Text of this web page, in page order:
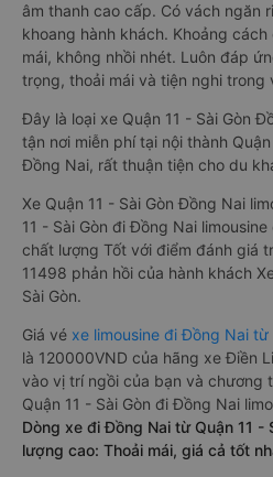
âm thanh cao cấp. Có vách ngăn
khoang hành khách. Khoảng
mái, không nhồi nhét. Luôn đáp
trọng, thoải mái và tiện nghi trong
Đây là loại xe Quận 11 - Sài Gòn
tận nơi miễn phí tại nội thành
Đồng Nai, rất thuận tiện cho du
Xe Quận 11 - Sài Gòn Đồng Nai
11 - Sài Gòn đi Đồng Nai
chất lượng Tốt với điểm đánh giá
11498 phản hồi của hành khách
Sài Gòn.
Giá vé xe limousine đi Đồng Nai từ
là 120000VND của hãng xe Điền
vào vị trí ngồi của bạn và chương
Quận 11 - Sài Gòn đi Đồng Nai
Dòng xe đi Đồng Nai từ Quận 11 -
lượng cao: Thoải mái, giá cả tốt